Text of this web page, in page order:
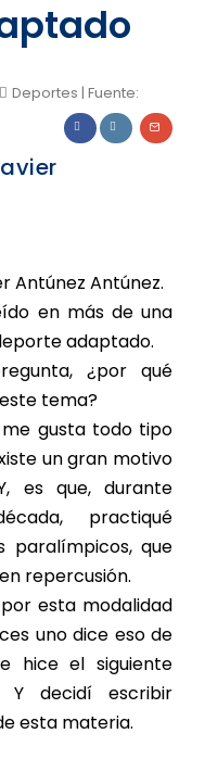
Deportes | Fuente:
Antúnez Antúnez.
en más de una
adaptado.
¿por qué
tema?
me gusta todo tipo
un gran motivo
es que, durante
practiqué
paralímpicos, que
repercusión.
esta modalidad
uno dice eso de
hice el siguiente
Y decidí escribir
esta materia.